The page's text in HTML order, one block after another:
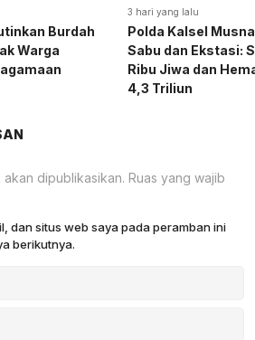
Burdah
Warga
3 hari yang lalu
Polda Kalsel
Sabu dan Ekstasi:
Ribu Jiwa dan
4,3 Triliun
akan dipublikasikan. Ruas yang wajib
dan situs web saya pada peramban ini
berikutnya.